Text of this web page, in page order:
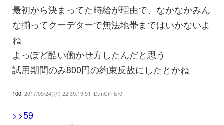
最初から決まってた時給が理由で、なかなかみん
な揃ってクーデターで無法地帯まではいかないよ
ね
よっぽど酷い働かせ方したんだと思う
試用期間のみ800円の約束反故にしたとかね
100: 2017/05/24(水) 22:39:19.51 ID:mCi/Tlc/0
>>59